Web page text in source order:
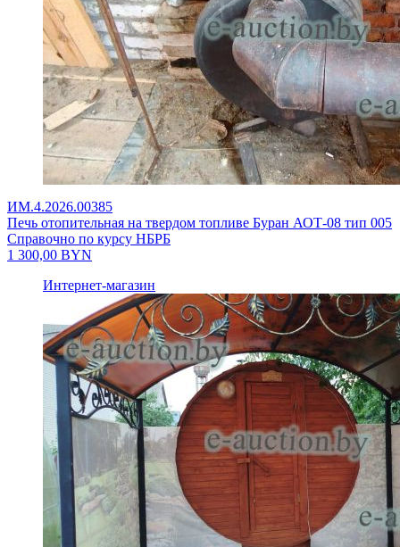
ИМ.4.2026.00385
Печь отопительная на твердом топливе Буран АОТ-08 тип 005
Справочно по курсу НБРБ
1 300,00 BYN
Интернет-магазин